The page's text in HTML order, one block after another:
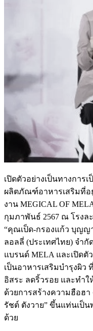
เปิดตัวอย่างเป็นทางการ
ผลิตภัณฑ์อาหารเสริมที่อ
งาน MEGICAL OF
กุมภาพันธ์ 2567 ณ โรงล
“คุณเป็ด-กรองแก้ว บุญญา
ลอลลี่ (ประเทศไทย) จำ
แบรนด์ MELA และเปิดตั
เป็นอาหารเสริมบำรุงผิ
อิสระ ลดริ้วรอย และทำ
ด้วยการสร้างความฮือฮ
รัชต์ ตังวาย” ขึ้นแท่นเป็
ด้วย